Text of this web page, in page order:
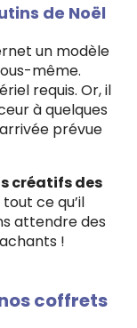
de Noël
un modèle
même.
requis. Or, il
à quelques
prévue
créatifs des
ce qu’il
attendre des
!
coffrets